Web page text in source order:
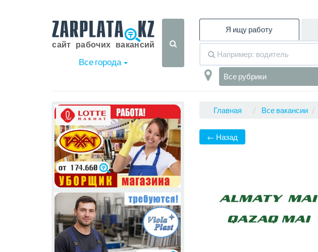
Все города
Я ищу работу
Все рубрики
Главная Все вакансии
← Назад